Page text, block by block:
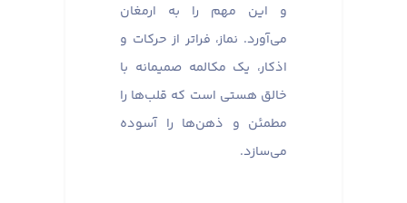
و این مهم را به ارمغان
می‌آورد. نماز، فراتر از حرکات و
اذکار، یک مکالمه صمیمانه با
خالق هستی است که قلب‌ها را
مطمئن و ذهن‌ها را آسوده
می‌سازد.